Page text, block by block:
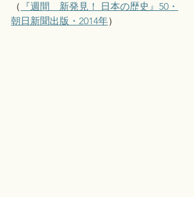
（ 『週間　新発見！ 日本の歴史』50・
朝日新聞出版・2014年）